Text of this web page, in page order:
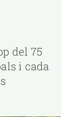
del 75
i cada